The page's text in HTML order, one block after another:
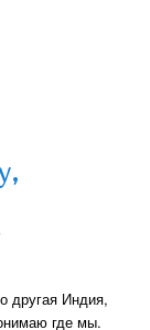
другая Индия,
где мы.